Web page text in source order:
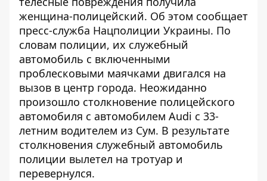
женщина-полицейский. Об этом сообщает
пресс-служба Нацполиции Украины. По
словам полиции, их служебный
автомобиль с включенными
проблесковыми маячками двигался на
вызов в центр города. Неожиданно
произошло столкновение полицейского
автомобиля с автомобилем Audi с 33-
летним водителем из Сум. В результате
столкновения служебный автомобиль
полиции вылетел на тротуар и
перевернулся.